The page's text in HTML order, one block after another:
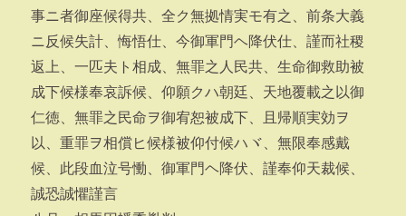
事ニ者御座候得共、全ク無拠情実モ有之、前条大義
ニ反候失計、悔悟仕、今御軍門ヘ降伏仕、謹而社稷
返上、一匹夫ト相成、無罪之人民共、生命御救助被
成下候様奉哀訴候、仰願クハ朝廷、天地覆載之以御
仁徳、無罪之民命ヲ御宥恕被成下、且帰順実効ヲ
以、重罪ヲ相償ヒ候様被仰付候ハヾ、無限奉感戴
候、此段血泣号慟、御軍門ヘ降伏、謹奉仰天裁候、
誠恐誠懼謹言